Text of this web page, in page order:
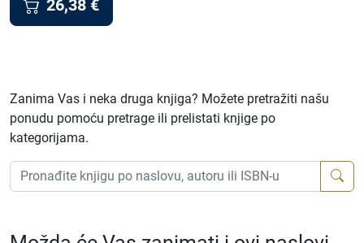
26,38 €
Zanima Vas i neka druga knjiga? Možete pretražiti našu
ponudu pomoću pretrage ili prelistati knjige po
kategorijama.